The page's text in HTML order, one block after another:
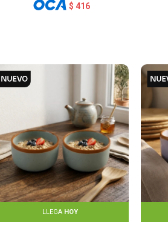
$ 416
LLEGA HOY